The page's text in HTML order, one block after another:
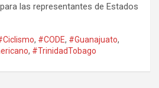
las representantes de Estados
, #CODE, #Guanajuato,
, #TrinidadTobago